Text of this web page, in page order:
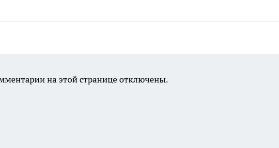
на этой странице отключены.